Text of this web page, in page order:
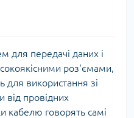
для передачі даних і
роз'ємами,
для використання зі
провідних
кабелю говорять самі